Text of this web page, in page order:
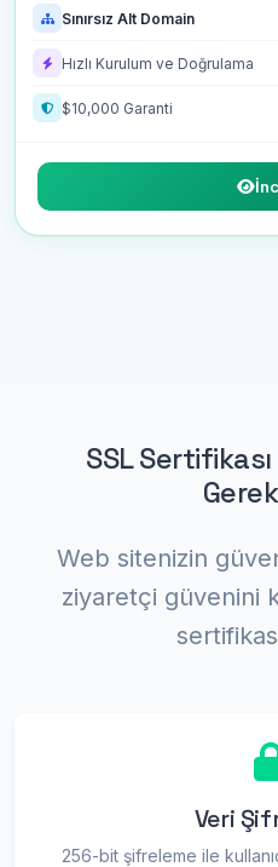
Sınırsız Alt Domain
Hızlı Kurulum ve Doğrulama
$10,000 Garanti
SSL
Web sitenizin
ziyaretçi güvenini
Veri
256-bit şifreleme ile